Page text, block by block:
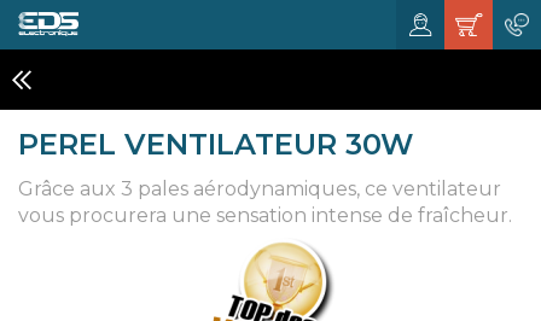
PEREL VENTILATEUR 30W
Grâce aux 3 pales aérodynamiques, ce ventilateur
vous procurera une sensation intense de fraîcheur.